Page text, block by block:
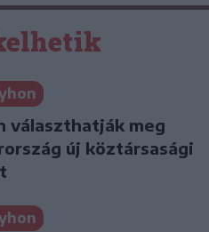
választhatják meg
új köztársasági